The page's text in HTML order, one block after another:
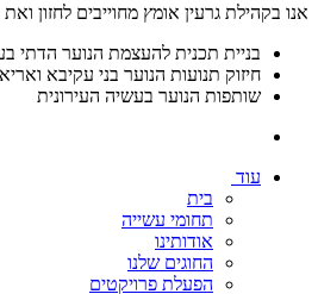
אנו בקהילת גרעין אומץ מחוייבים לחזון
בניית תכנית להעצמת הנוער הדתי
חיזוק תנועות הנוער בני עקיבא
שותפות הנוער בעשיה העירונית
עוד
בית
תחומי עשייה
אודותינו
החוגים שלנו
הפעלת פרויקטים